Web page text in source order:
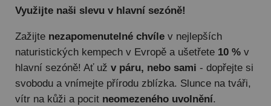
Využijte naši slevu v hlavní sezóně!
Zažijte nezapomenutelné chvíle v nejlepších
naturistických kempech v Evropě a ušetřete 10 % v
hlavní sezóně! Ať už v páru, nebo sami - dopřejte si
svobodu a vnímejte přírodu zblízka. Slunce na tváři,
vítr na kůži a pocit neomezeného uvolnění.